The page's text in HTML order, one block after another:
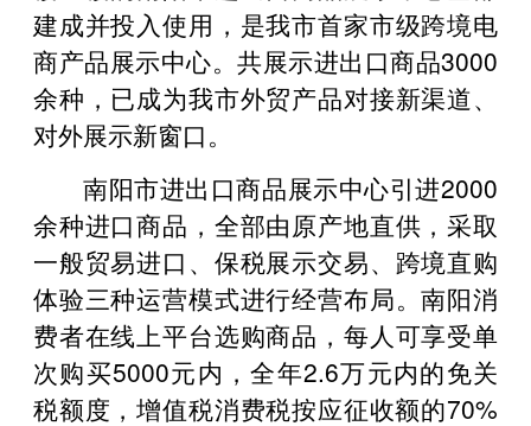
建成并投入使用，是我市首家市级跨境电
商产品展示中心。共展示进出口商品3000
余种，已成为我市外贸产品对接新渠道、
对外展示新窗口。
南阳市进出口商品展示中心引进2000
余种进口商品，全部由原产地直供，采取
一般贸易进口、保税展示交易、跨境直购
体验三种运营模式进行经营布局。南阳消
费者在线上平台选购商品，每人可享受单
次购买5000元内，全年2.6万元内的免关
税额度，增值税消费税按应征收额的70%